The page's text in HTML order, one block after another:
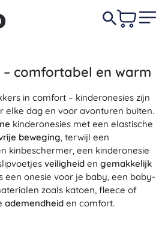
– comfortabel en warm
in comfort – kinderonesies zijn
elke dag en voor avonturen buiten.
kinderonesies met een elastische
beweging, terwijl een
kinbeschermer, een kinderonesie
veiligheid en gemakkelijk
een onesie voor je baby, een baby-
zoals katoen, fleece of
ademendheid en comfort.
is een winteronesie voor
softshell onesie met